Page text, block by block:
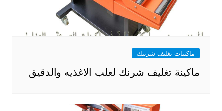
ماكينات تغليف شرينك
ماكينة تغليف شرنك لعلب الاغذيه والدقيق